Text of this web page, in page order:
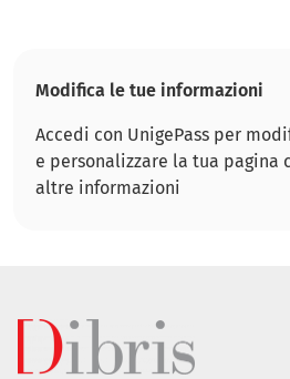
Modifica le tue informazioni
Accedi con UnigePass per
e personalizzare la tua pagina
altre informazioni